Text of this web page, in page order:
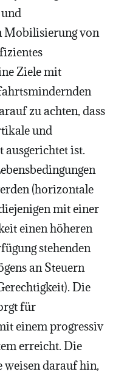
Mobilisierung von
Ziele mit
zu achten, dass
und
ist.
(horizontale
mit einer
einen höheren
stehenden
an Steuern
Die
für
einem progressiv
erreicht. Die
weisen darauf hin,